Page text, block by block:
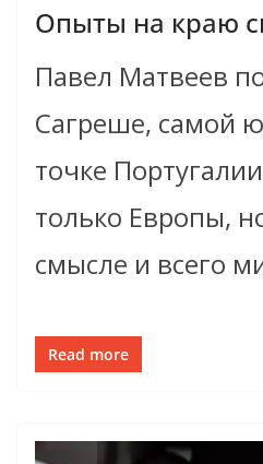
Опыты на краю
Павел Матвеев
Сагреше, самой
точке
только Европы,
смысле и всего
Read more